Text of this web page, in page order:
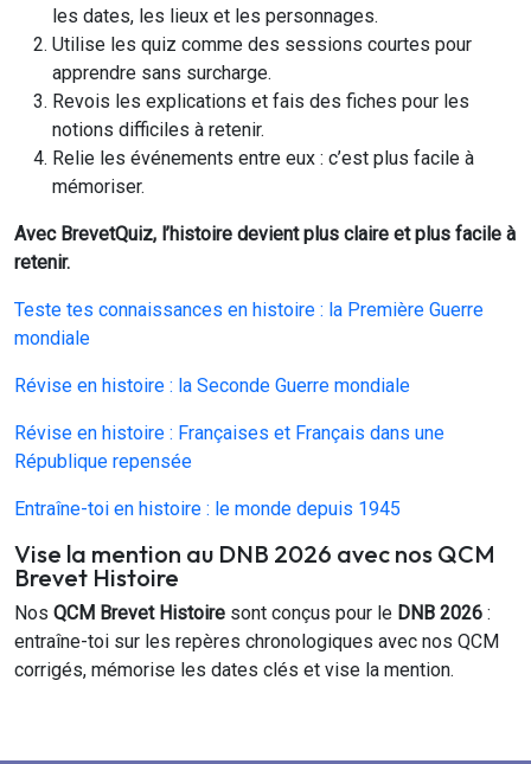
les dates, les lieux et les personnages.
Utilise les quiz comme des sessions courtes pour
apprendre sans surcharge.
Revois les explications et fais des fiches pour les
notions difficiles à retenir.
Relie les événements entre eux : c’est plus facile à
mémoriser.
Avec BrevetQuiz, l’histoire devient plus claire et plus facile à
retenir.
Teste tes connaissances en histoire : la Première Guerre
mondiale
Révise en histoire : la Seconde Guerre mondiale
Révise en histoire : Françaises et Français dans une
République repensée
Entraîne-toi en histoire : le monde depuis 1945
Vise la mention au DNB 2026 avec nos QCM
Brevet Histoire
Nos QCM Brevet Histoire sont conçus pour le DNB 2026 :
entraîne-toi sur les repères chronologiques avec nos QCM
corrigés, mémorise les dates clés et vise la mention.